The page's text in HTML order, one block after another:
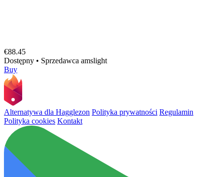
€88.45
Dostępny • Sprzedawca amslight
Buy
Alternatywa dla Hagglezon Polityka prywatności Regulamin
Polityka cookies Kontakt